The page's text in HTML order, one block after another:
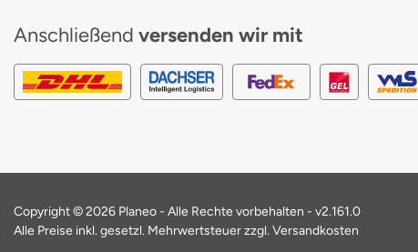
Anschließend versenden wir mit
Copyright © 2026 Planeo - Alle Rechte vorbehalten - v2.161.0
Alle Preise inkl. gesetzl. Mehrwertsteuer zzgl. Versandkosten